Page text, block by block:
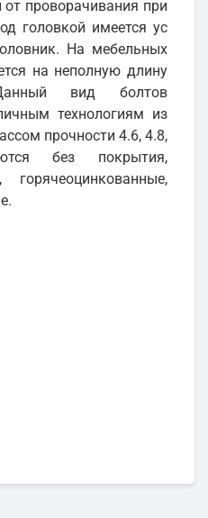
проворачивания при
головкой имеется ус
На мебельных
на неполную длину
вид болтов
технологиям из
прочности 4.6, 4.8,
без покрытия,
горячеоцинкованные,